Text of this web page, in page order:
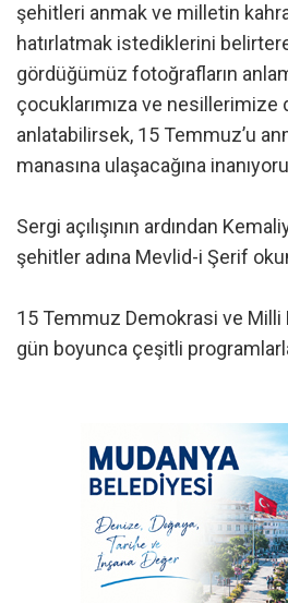
şehitleri anmak ve milletin
hatırlatmak istediklerini
gördüğümüz fotoğrafların
çocuklarımıza ve nesillerimize
anlatabilirsek, 15 Temmuz’u
manasına ulaşacağına
Sergi açılışının ardından
şehitler adına Mevlid-i Şerif
15 Temmuz Demokrasi ve Milli
gün boyunca çeşitli